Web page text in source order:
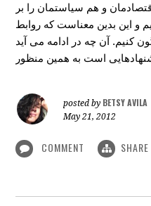
و هم سیاستمان را بر
و این بدین معناست که روابط
کنیم. آن چه در ادامه می آید
posted by BETSY AVILA
May 21, 2012
COMMENT SHARE